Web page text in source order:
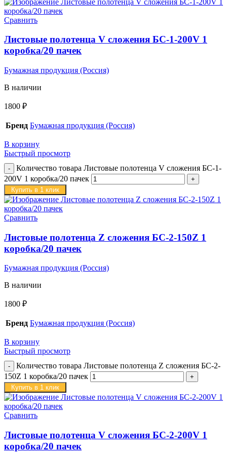
Сравнить
Листовые полотенца V сложения БС-1-200V 1
коробка/20 пачек
Бумажная продукция (Россия)
В наличии
1800 ₽
Бренд Бумажная продукция (Россия)
В корзину
Быстрый просмотр
Количество товара Листовые полотенца V сложения БС-1-
200V 1 коробка/20 пачек
Купить в 1 клик
Сравнить
Листовые полотенца Z сложения БС-2-150Z 1
коробка/20 пачек
Бумажная продукция (Россия)
В наличии
1800 ₽
Бренд Бумажная продукция (Россия)
В корзину
Быстрый просмотр
Количество товара Листовые полотенца Z сложения БС-2-
150Z 1 коробка/20 пачек
Купить в 1 клик
Сравнить
Листовые полотенца V сложения БС-2-200V 1
коробка/20 пачек